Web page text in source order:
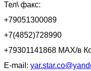
Тел\ факс:
+79051300089
+7(4852)728990
+79301141868 MAX/в
E-mail: